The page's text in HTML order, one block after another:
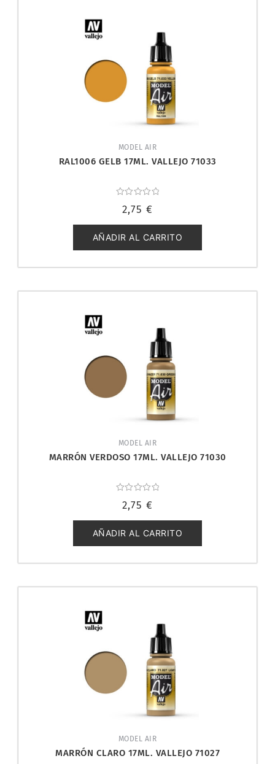
MODEL AIR
RAL1006 GELB 17ML. VALLEJO 71033
con
de
5
2,75 €
AÑADIR AL CARRITO
MODEL AIR
MARRÓN VERDOSO 17ML. VALLEJO 71030
con
de
5
2,75 €
AÑADIR AL CARRITO
MODEL AIR
MARRÓN CLARO 17ML. VALLEJO 71027